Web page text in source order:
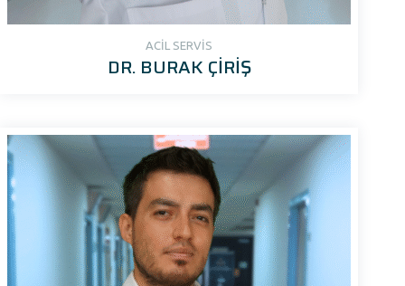
ACİL SERVİS
DR. BURAK ÇİRİŞ